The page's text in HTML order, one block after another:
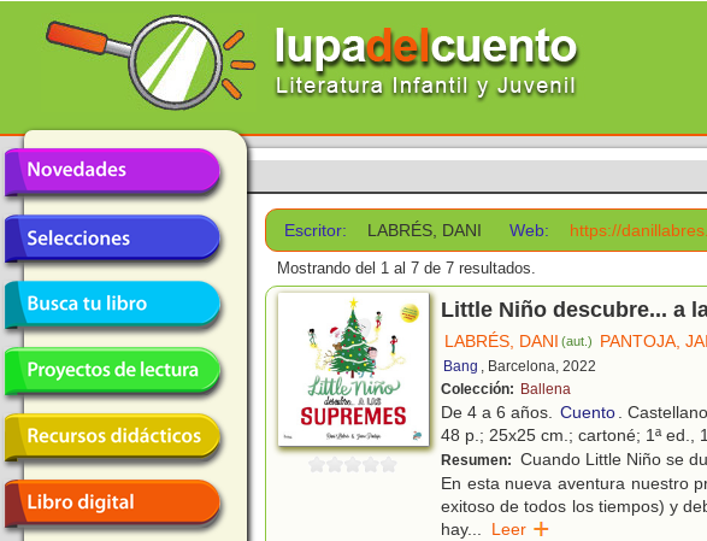
Escritor: LABRÉS, DANI Web: https://
Mostrando del 1 al 7 de 7 resultados.
Little Niño descubre... a
LABRÉS, DANI (aut.) PANTOJA,
Bang , Barcelona, 2022
Colección: Ballena
De 4 a 6 años. Cuento.
48 p.; 25x25 cm.; cartoné; 1ª ed.,
Resumen: Cuando Little Niño se
En esta nueva aventura nuestro
exitoso de todos los tiempos) y
hay... Leer